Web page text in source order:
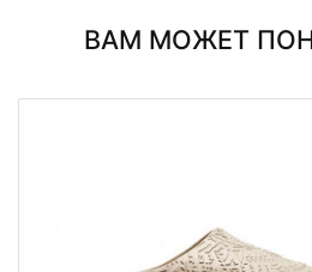
ВАМ МОЖЕТ